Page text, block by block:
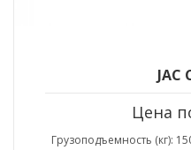
JAC
Цена
Грузоподъемность (кг):